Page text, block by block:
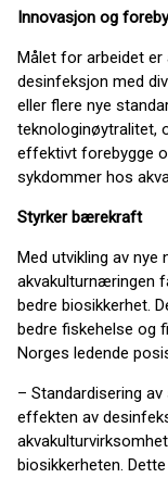
Innovasjon og
Målet for arbeidet
desinfeksjon med
eller flere nye
teknologinøytralitet,
effektivt forebygge
sykdommer hos
Styrker bærekraft
Med utvikling av
akvakulturnæringen
bedre biosikkerhet.
bedre fiskehelse og
Norges ledende
– Standardisering
effekten av
biosikkerheten.